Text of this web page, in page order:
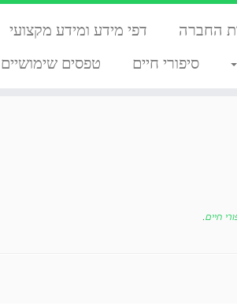
החברה דפי מידע ומידע מקצועי
סיפורי חיים טפסים שימושיים
חיים.